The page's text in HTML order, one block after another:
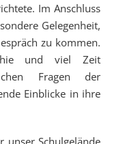
Im Anschluss
Gelegenheit,
zu kommen.
und viel Zeit
Fragen der
Einblicke in ihre
unser Schulgelände